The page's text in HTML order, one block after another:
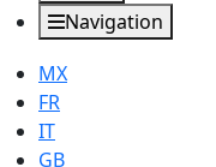
Navigation
MX
FR
IT
GB